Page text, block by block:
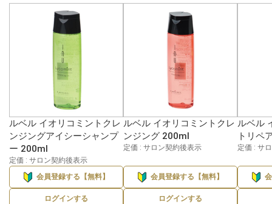
ルベル イオリコミントクレ
ンジングアイシーシャンプ
ー 200ml
定価 : サロン契約後表示
会員登録する【無料】
ログインする
ルベル イオリコミントクレ
ンジング 200ml
定価 : サロン契約後表示
会員登録する【無料】
ログインする
ルベル
トリペ
定価 : サ